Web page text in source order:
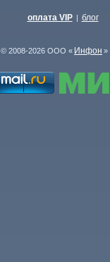
оплата VIP | блог
© 2008-2026 ООО « Инфон »